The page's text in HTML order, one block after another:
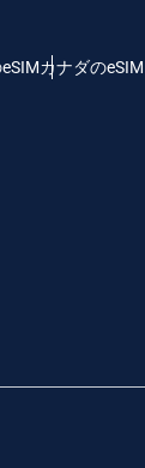
カナダのeSIM